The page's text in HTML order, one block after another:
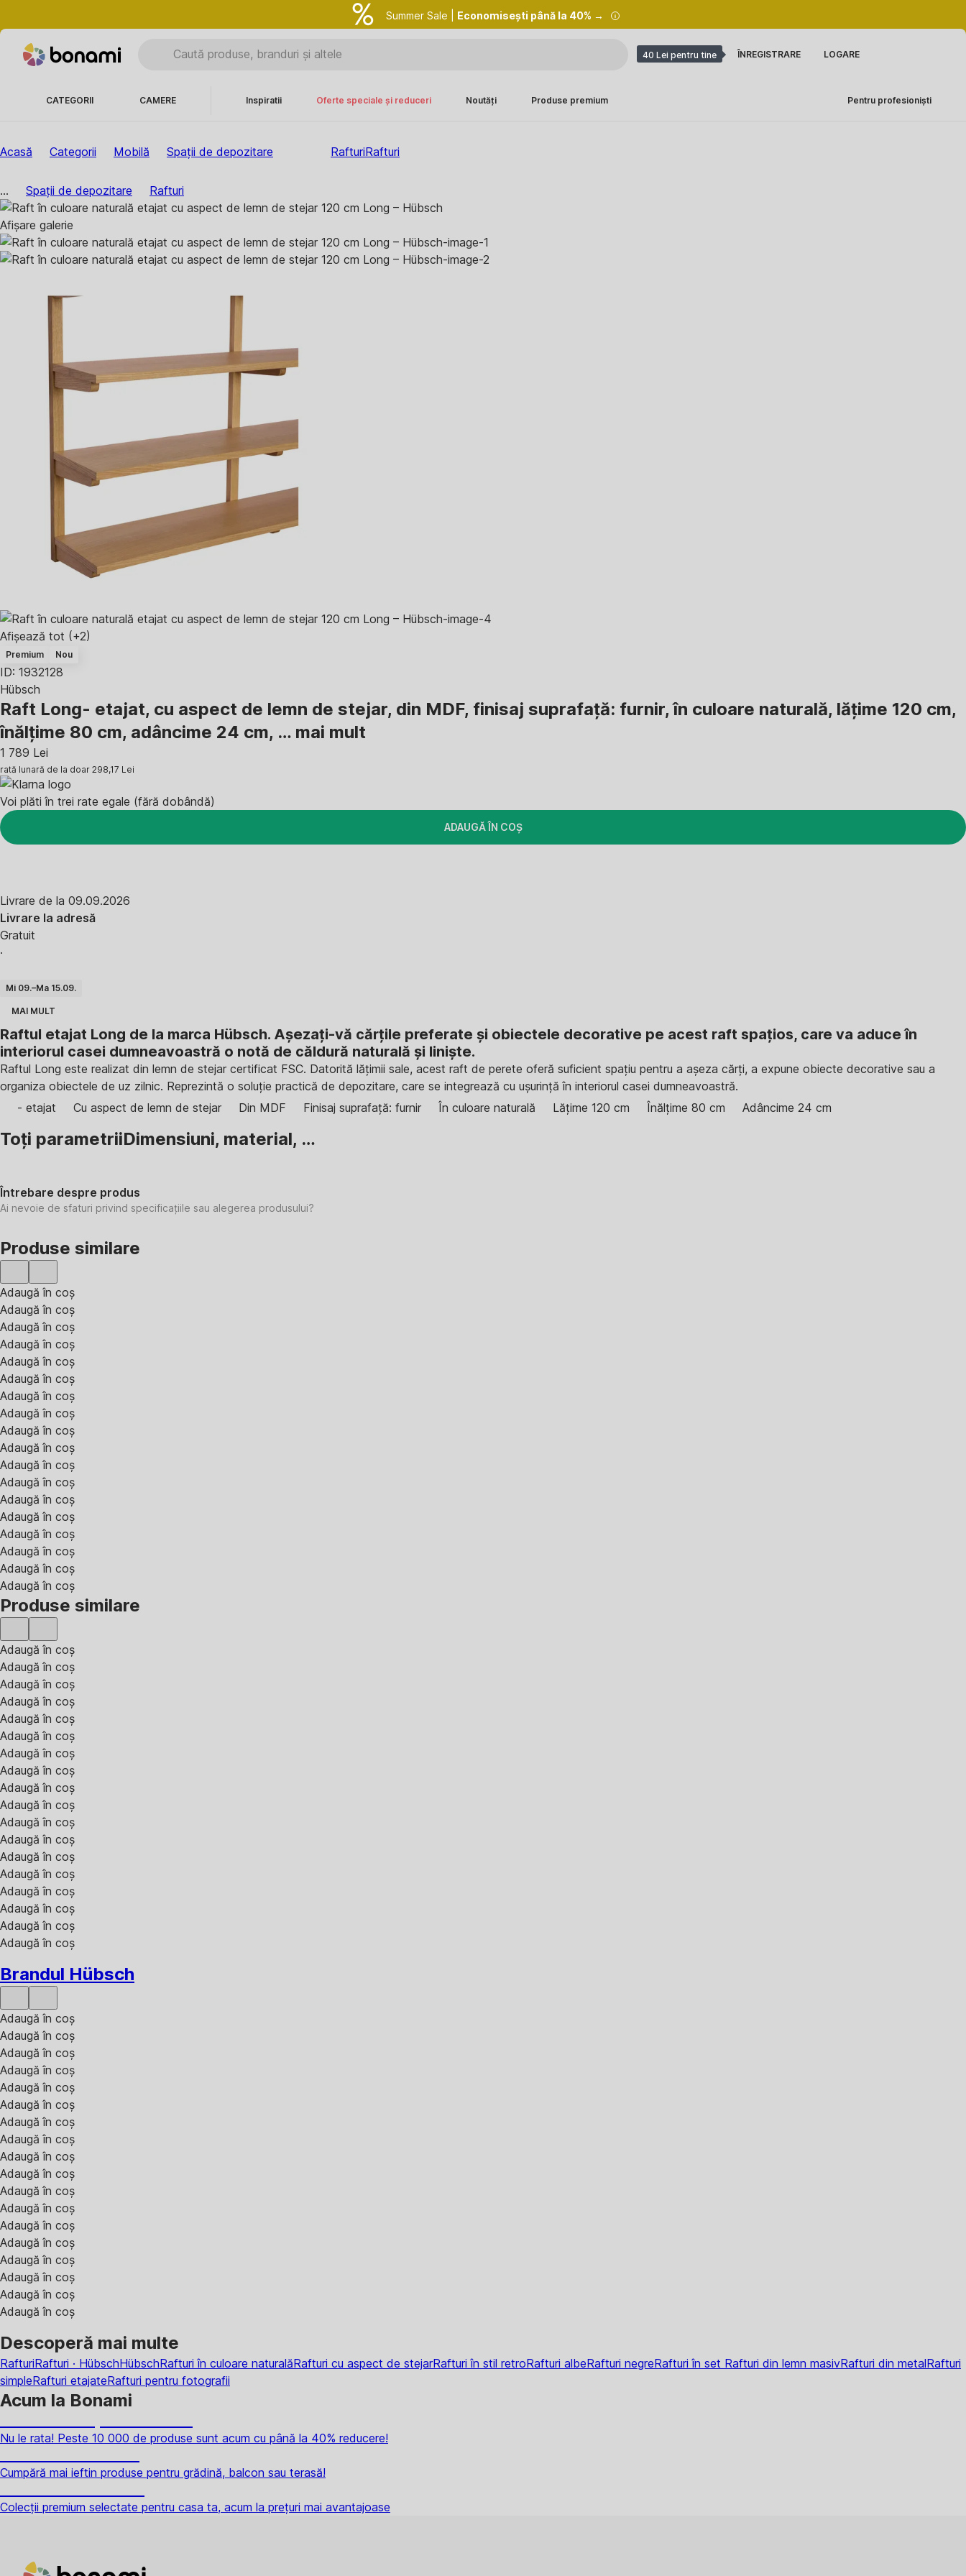
Summer Sale | Economisești până la 40% →
40 Lei pentru tine ÎNREGISTRARE LOGARE
CATEGORII CAMERE Inspiratii Oferte speciale și reduceri Noutăți Produse premium Pentru profesioniști
Acasă Categorii Mobilă Spații de depozitare RafturiRafturi
... Spații de depozitare Rafturi
Afișare galerie
Afișează tot (+2)
Premium Nou
ID: 1932128
Hübsch
Raft Long- etajat, cu aspect de lemn de stejar, din MDF, finisaj suprafață: furnir, în culoare naturală, lățime 120 cm,
înălțime 80 cm, adâncime 24 cm, … mai mult
1 789 Lei
rată lunară de la doar 298,17 Lei
Voi plăti în trei rate egale (fără dobândă)
ADAUGĂ ÎN COȘ
Livrare de la 09.09.2026
Livrare la adresă
Gratuit
·
Mi 09.–Ma 15.09.
MAI MULT
Raftul etajat Long de la marca Hübsch. Așezați-vă cărțile preferate și obiectele decorative pe acest raft spațios, care va aduce în
interiorul casei dumneavoastră o notă de căldură naturală și liniște.
Raftul Long este realizat din lemn de stejar certificat FSC. Datorită lățimii sale, acest raft de perete oferă suficient spațiu pentru a așeza cărți, a expune obiecte decorative sau a
organiza obiectele de uz zilnic. Reprezintă o soluție practică de depozitare, care se integrează cu ușurință în interiorul casei dumneavoastră.
- etajat
Cu aspect de lemn de stejar Din MDF Finisaj suprafață: furnir În culoare naturală Lățime 120 cm Înălțime 80 cm Adâncime 24 cm
Toți parametriiDimensiuni, material, …
Întrebare despre produs
Ai nevoie de sfaturi privind specificațiile sau alegerea produsului?
Produse similare
Adaugă în coș
Adaugă în coș
Adaugă în coș
Adaugă în coș
Adaugă în coș
Adaugă în coș
Adaugă în coș
Adaugă în coș
Adaugă în coș
Adaugă în coș
Adaugă în coș
Adaugă în coș
Adaugă în coș
Adaugă în coș
Adaugă în coș
Adaugă în coș
Adaugă în coș
Adaugă în coș
Produse similare
Adaugă în coș
Adaugă în coș
Adaugă în coș
Adaugă în coș
Adaugă în coș
Adaugă în coș
Adaugă în coș
Adaugă în coș
Adaugă în coș
Adaugă în coș
Adaugă în coș
Adaugă în coș
Adaugă în coș
Adaugă în coș
Adaugă în coș
Adaugă în coș
Adaugă în coș
Adaugă în coș
Brandul Hübsch
Adaugă în coș
Adaugă în coș
Adaugă în coș
Adaugă în coș
Adaugă în coș
Adaugă în coș
Adaugă în coș
Adaugă în coș
Adaugă în coș
Adaugă în coș
Adaugă în coș
Adaugă în coș
Adaugă în coș
Adaugă în coș
Adaugă în coș
Adaugă în coș
Adaugă în coș
Adaugă în coș
Descoperă mai multe
RafturiRafturi · HübschHübschRafturi în culoare naturalăRafturi cu aspect de stejarRafturi în stil retroRafturi albeRafturi negreRafturi în set Rafturi din lemn masivRafturi din metalRafturi
simpleRafturi etajateRafturi pentru fotografii
Acum la Bonami
Nu le rata! Peste 10 000 de produse sunt acum cu până la 40% reducere!
Cumpără mai ieftin produse pentru grădină, balcon sau terasă!
Colecții premium selectate pentru casa ta, acum la prețuri mai avantajoase